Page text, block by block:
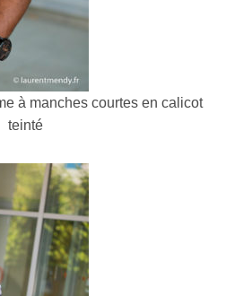
à manches courtes en calicot
teinté